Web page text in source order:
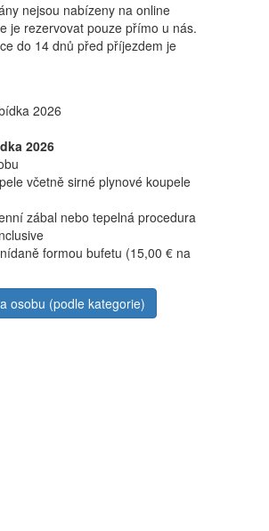
nejsou nabízeny na online
je rezervovat pouze přímo u nás.
do 14 dnů před příjezdem je
2026
včetně sirné plynové koupele
zábal nebo tepelná procedura
formou bufetu (15,00 € na
osobu (podle kategorie)